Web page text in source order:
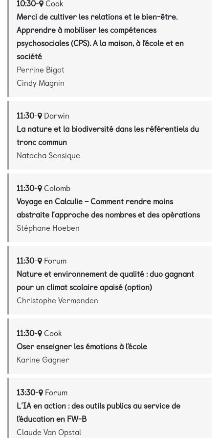
10:30- Cook
Merci de cultiver les relations et le bien-être.
Apprendre à mobiliser les compétences
psychosociales (CPS). A la maison, à l’école et en
société
Perrine Bigot
Cindy Magnin
11:30- Darwin
La nature et la biodiversité dans les référentiels du
tronc commun
Natacha Sensique
11:30- Colomb
Voyage en Calculie – Comment rendre moins
abstraite l’approche des nombres et des opérations
Stéphane Hoeben
11:30- Forum
Nature et environnement de qualité : duo gagnant
pour un climat scolaire apaisé (option)
Christophe Vermonden
11:30- Cook
Oser enseigner les émotions à l’école
Karine Gagner
13:30- Forum
L’IA en action : des outils publics au service de
l’éducation en FW-B
Claude Van Opstal